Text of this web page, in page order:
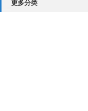
更多分类